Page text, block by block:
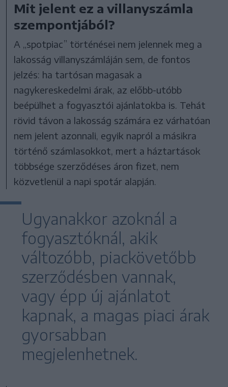
Mit jelent ez a villanyszámla
szempontjából?
A „spotpiac” történései nem jelennek meg a
lakosság villanyszámláján sem, de fontos
jelzés: ha tartósan magasak a
nagykereskedelmi árak, az előbb-utóbb
beépülhet a fogyasztói ajánlatokba is. Tehát
rövid távon a lakosság számára ez várhatóan
nem jelent azonnali, egyik napról a másikra
történő számlasokkot, mert a háztartások
többsége szerződéses áron fizet, nem
közvetlenül a napi spotár alapján.
Ugyanakkor azoknál a
fogyasztóknál, akik
változóbb, piackövetőbb
szerződésben vannak,
vagy épp új ajánlatot
kapnak, a magas piaci árak
gyorsabban
megjelenhetnek.